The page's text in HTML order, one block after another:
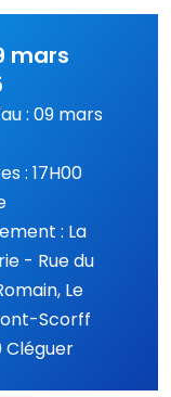
mars
: 09 mars
: 17H00
: La
- Rue du
Le
Scorff
Cléguer